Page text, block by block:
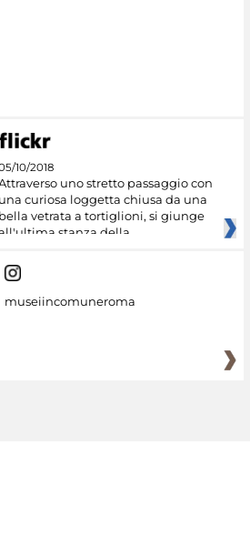
10/2018
uno stretto passaggio con
una curiosa loggetta chiusa da una
bella vetrata a tortiglioni, si giunge
all'ultima stanza della
museiincomuneroma